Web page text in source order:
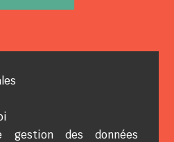
gestion des données